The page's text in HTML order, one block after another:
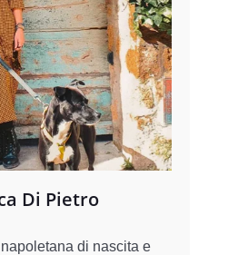
Di Pietro
di nascita e